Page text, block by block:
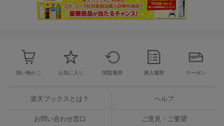
買い物かご お気に入り 閲覧履歴 購入履歴 クーポン
楽天ブックスとは？ ヘルプ
お問い合わせ窓口 ご意見・ご要望